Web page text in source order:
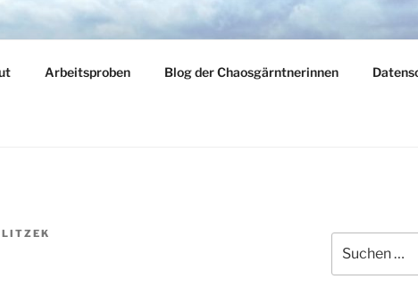
Arbeitsproben Blog der Chaosgärntnerinnen
nach: